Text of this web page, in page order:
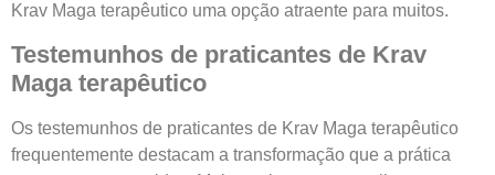
Krav Maga terapêutico uma opção atraente para muitos.
Testemunhos de praticantes de Krav
Maga terapêutico
Os testemunhos de praticantes de Krav Maga terapêutico
frequentemente destacam a transformação que a prática